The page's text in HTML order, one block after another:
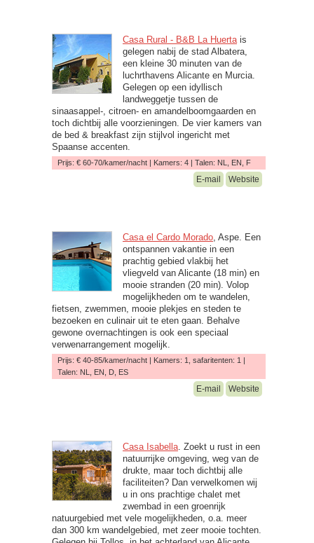
Casa Rural - B&B La Huertais
gelegen nabij de stad Albatera,
een kleine 30 minuten van de
luchrthavens Alicante en Murcia.
Gelegen op een idyllisch
landweggetje tussen de
sinaasappel-, citroen- en amandelboomgaarden en
toch dichtbij alle voorzieningen. De vier kamers van
de bed & breakfast zijn stijlvol ingericht met
Spaanse accenten.
Prijs: € 60-70/kamer/nacht | Kamers: 4 | Talen: NL, EN, F
E-mail Website
Casa el Cardo Morado, Aspe. Een
ontspannen vakantie in een
prachtig gebied vlakbij het
vliegveld van Alicante (18 min) en
mooie stranden (20 min). Volop
mogelijkheden om te wandelen,
fietsen, zwemmen, mooie plekjes en steden te
bezoeken en culinair uit te eten gaan. Behalve
gewone overnachtingen is ook een speciaal
verwenarrangement mogelijk.
Prijs: € 40-85/kamer/nacht | Kamers: 1, safaritenten: 1 |
Talen: NL, EN, D, ES
E-mail Website
Casa Isabella. Zoekt u rust in een
natuurrijke omgeving, weg van de
drukte, maar toch dichtbij alle
faciliteiten? Dan verwelkomen wij
u in ons prachtige chalet met
zwembad in een groenrijk
natuurgebied met vele mogelijkheden, o.a. meer
dan 300 km wandelgebied, met zeer mooie tochten.